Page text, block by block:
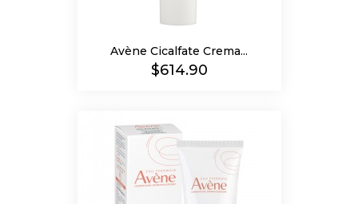
Avène Cicalfate Crema...
Precio
$614.90